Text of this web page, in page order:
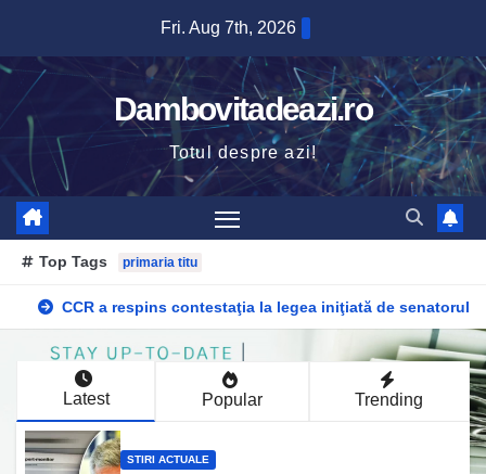
content
Fri. Aug 7th, 2026
Dambovitadeazi.ro
Totul despre azi!
Top Tags primaria titu
CCR a respins contestaţia la legea iniţiată de senatorul
Latest Popular Trending
STIRI ACTUALE